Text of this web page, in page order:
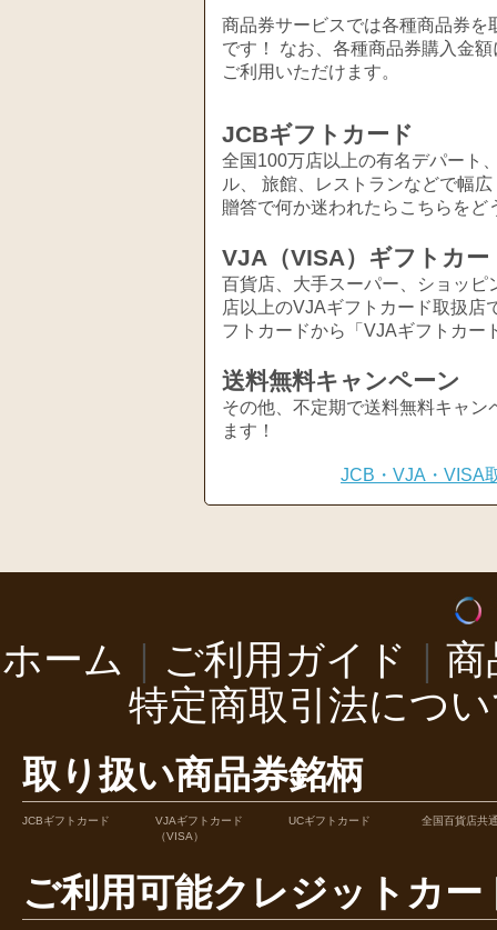
商品券サービスでは各種商品券
です！ なお、各種商品券購入金
ご利用いただけます。
JCBギフトカード
全国100万店以上の有名デパート
ル、 旅館、レストランなどで幅
贈答で何か迷われたらこちらをど
VJA（VISA）ギフトカー
百貨店、大手スーパー、ショッ
店以上のVJAギフトカード取扱店
フトカードから「VJAギフトカー
送料無料キャンペーン
その他、不定期で送料無料キャ
ます！
JCB・VJA・VISA
ホーム ご利用ガイド
商
特定商取引法につ
取り扱い商品券銘柄
JCBギフトカード
VJAギフトカード
（VISA）
UCギフトカード 全国百貨店共
ご利用可能クレジットカー